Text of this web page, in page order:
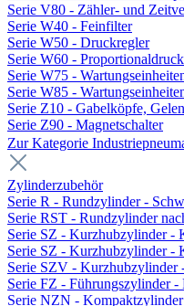
Serie V80 - Zähler- und
Serie W40 - Feinfilter
Serie W50 - Druckregler
Serie W60 -
Serie W75 -
Serie W85 -
Serie Z10 - Gabelköpfe,
Serie Z90 - Magnetschalter
Zur Kategorie
Zylinderzubehör
Serie R - Rundzylinder -
Serie RST - Rundzylinder
Serie SZ - Kurzhubzylinder -
Serie SZ - Kurzhubzylinder -
Serie SZV - Kurzhubzylinder
Serie FZ - Führungszylinder
Serie NZN - Kompaktzylinder